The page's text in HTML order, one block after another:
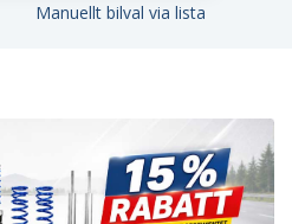
Manuellt bilval via lista